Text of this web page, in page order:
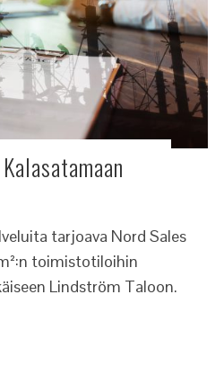
tarjoava Nord Sales
toimistotiloihin
Lindström Taloon.